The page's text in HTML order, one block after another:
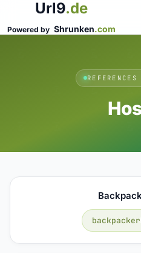
Url9.de
Powered by Shrunken.com